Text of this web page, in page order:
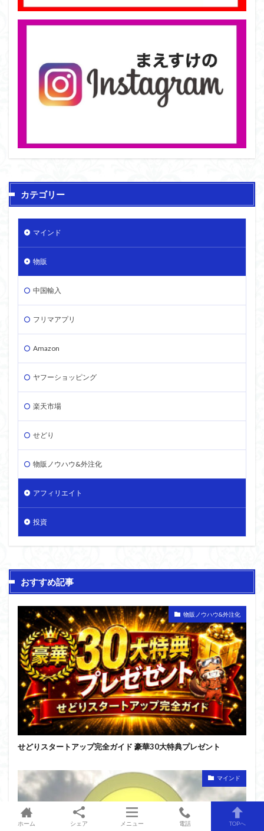
カテゴリー
マインド
物販
中国輸入
フリマアプリ
Amazon
ヤフーショッピング
楽天市場
せどり
物販ノウハウ&外注化
アフィリエイト
投資
おすすめ記事
物販ノウハウ&外注化
せどりスタートアップ完全ガイド 豪華30大特典プレゼント
マインド
ホーム シェア メニュー 電話 TOPへ